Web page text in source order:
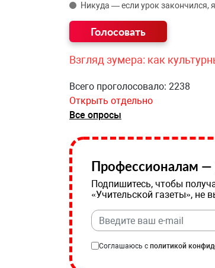
Никуда — если урок закончился,
Взгляд зумера: как
Всего проголосовало: 2238
Открыть отдельно
Все опросы
Профессионалам —
Подпишитесь, чтобы
«Учительской газеты», не
Соглашаюсь с политикой